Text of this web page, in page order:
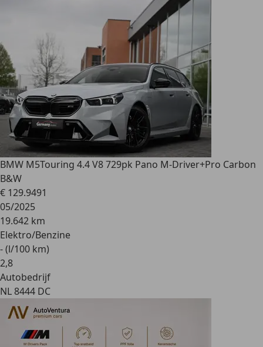
BMW M5Touring 4.4 V8 729pk Pano M-Driver+Pro Carbon
B&W
€ 129.9491
05/2025
19.642 km
Elektro/Benzine
- (l/100 km)
2,8
Autobedrijf
NL 8444 DC